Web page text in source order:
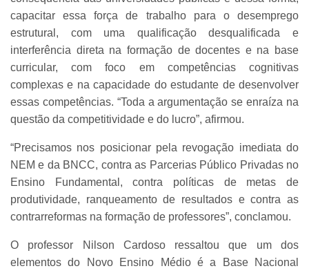
capacitar essa força de trabalho para o desemprego
estrutural, com uma qualificação desqualificada e
interferência direta na formação de docentes e na base
curricular, com foco em competências cognitivas
complexas e na capacidade do estudante de desenvolver
essas competências. “Toda a argumentação se enraíza na
questão da competitividade e do lucro”, afirmou.
“Precisamos nos posicionar pela revogação imediata do
NEM e da BNCC, contra as Parcerias Público Privadas no
Ensino Fundamental, contra políticas de metas de
produtividade, ranqueamento de resultados e contra as
contrarreformas na formação de professores”, conclamou.
O professor Nilson Cardoso ressaltou que um dos
elementos do Novo Ensino Médio é a Base Nacional